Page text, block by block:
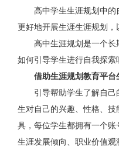
高中学生生涯规划中的
更好地开展生涯生涯规划
高中生涯规划是一个长
如何引导学生进行自我探索
借助生涯规划教育平台
引导帮助学生了解自己
生对自己的兴趣、性格、
具，每位学生都拥有一个账
生涯发展倾向、职业价值